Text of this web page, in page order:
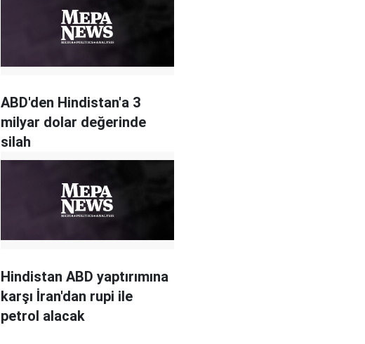
ABD'den Hindistan'a 3
milyar dolar değerinde
silah
Hindistan ABD yaptırımına
karşı İran'dan rupi ile
petrol alacak